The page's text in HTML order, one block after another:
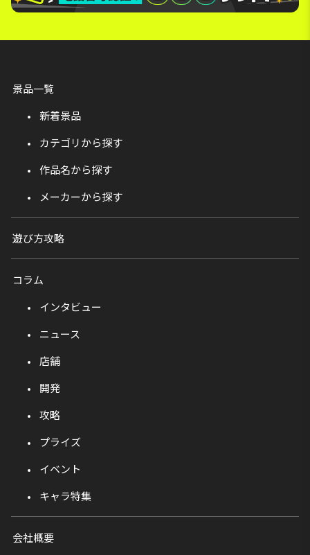
景品一覧
新着景品
カテゴリから探す
作品名から探す
メーカーから探す
遊び方攻略
コラム
インタビュー
ニュース
店舗
開発
攻略
プライズ
イベント
キャラ特集
会社概要